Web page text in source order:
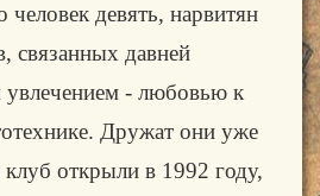
девять, нарвитян
связанных давней
- любовью к
Дружат они уже
клуб открыли в 1992 году,